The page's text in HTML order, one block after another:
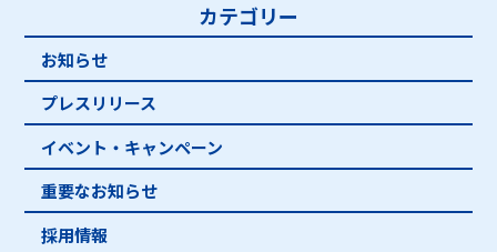
カテゴリー
お知らせ
プレスリリース
イベント・キャンペーン
重要なお知らせ
採用情報